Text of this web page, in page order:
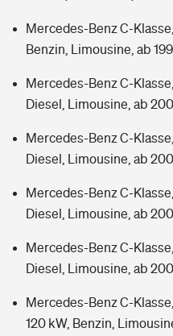
Mercedes-Benz C-
Benzin, Limousine, ab
Mercedes-Benz C-
Diesel, Limousine, ab
Mercedes-Benz C-
Diesel, Limousine, ab
Mercedes-Benz C-
Diesel, Limousine, ab
Mercedes-Benz C-
Diesel, Limousine, ab
Mercedes-Benz C-
120 kW, Benzin,